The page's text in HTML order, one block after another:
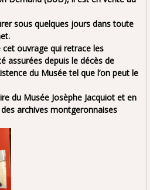
sous quelques jours dans toute
ouvrage qui retrace les
assurées depuis le décès de
du Musée tel que l’on peut le
du Musée Josèphe Jacquiot et en
archives montgeronnaises